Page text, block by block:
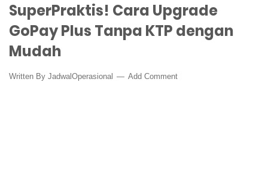
SuperPraktis! Cara Upgrade
GoPay Plus Tanpa KTP dengan
Mudah
Written By JadwalOperasional Add Comment